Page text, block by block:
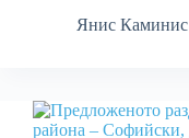
Янис Каминис